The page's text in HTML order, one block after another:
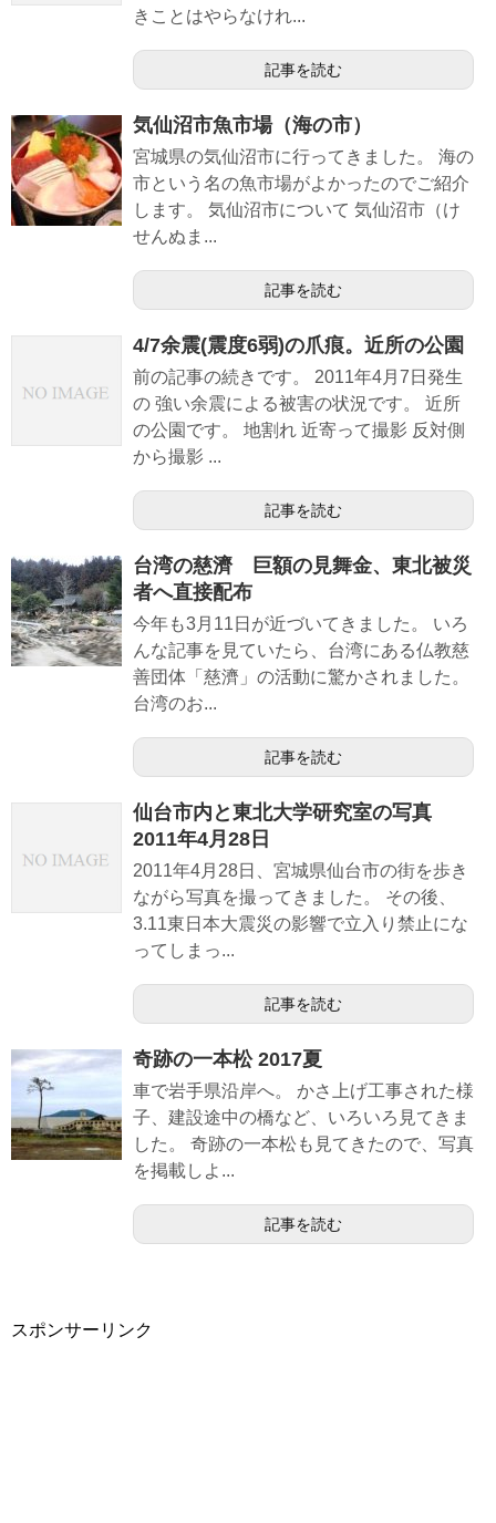
きことはやらなけれ...
記事を読む
気仙沼市魚市場（海の市）
宮城県の気仙沼市に行ってきました。 海の
市という名の魚市場がよかったのでご紹介
します。 気仙沼市について 気仙沼市（け
せんぬま...
記事を読む
4/7余震(震度6弱)の爪痕。近所の公園
前の記事の続きです。 2011年4月7日発生
の 強い余震による被害の状況です。 近所
の公園です。 地割れ 近寄って撮影 反対側
から撮影 ...
記事を読む
台湾の慈濟 巨額の見舞金、東北被災
者へ直接配布
今年も3月11日が近づいてきました。 いろ
んな記事を見ていたら、台湾にある仏教慈
善団体「慈濟」の活動に驚かされました。
台湾のお...
記事を読む
仙台市内と東北大学研究室の写真
2011年4月28日
2011年4月28日、宮城県仙台市の街を歩き
ながら写真を撮ってきました。 その後、
3.11東日本大震災の影響で立入り禁止にな
ってしまっ...
記事を読む
奇跡の一本松 2017夏
車で岩手県沿岸へ。 かさ上げ工事された様
子、建設途中の橋など、いろいろ見てきま
した。 奇跡の一本松も見てきたので、写真
を掲載しよ...
記事を読む
スポンサーリンク